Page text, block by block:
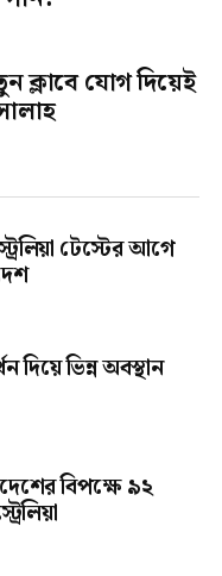
ক্লাবে যোগ দিয়েই
টেস্টের আগে
দিয়ে ভিন্ন অবস্থান
বিপক্ষে ৯২